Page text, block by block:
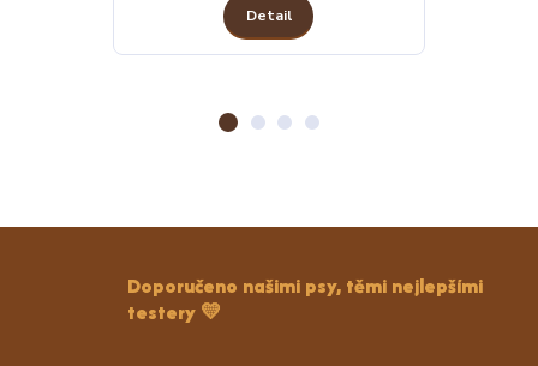
Detail
Doporučeno našimi psy, těmi nejlepšími
testery 💛